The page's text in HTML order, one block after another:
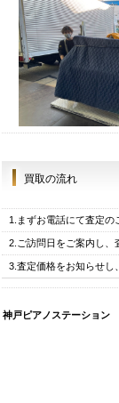
買取の流れ
1.まずお電話にて査定
2.ご訪問日をご案内し、
3.査定価格をお知らせ
神戸ピアノステーション